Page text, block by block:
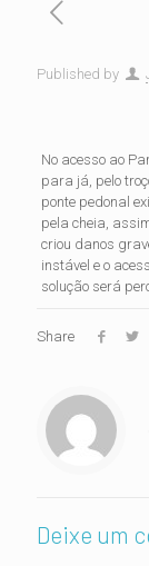
Published by
No acesso ao
para já, pelo
ponte pedonal
pela cheia,
criou danos
instável e o
solução será
Share
Deixe um